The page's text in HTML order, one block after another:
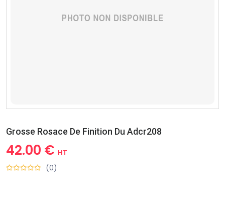
Grosse Rosace De Finition Du Adcr208
42.00 € HT
(0)